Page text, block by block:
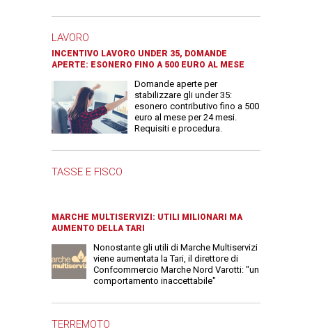
LAVORO
INCENTIVO LAVORO UNDER 35, DOMANDE
APERTE: ESONERO FINO A 500 EURO AL MESE
Domande aperte per
stabilizzare gli under 35:
esonero contributivo fino a 500
euro al mese per 24 mesi.
Requisiti e procedura.
TASSE E FISCO
MARCHE MULTISERVIZI: UTILI MILIONARI MA
AUMENTO DELLA TARI
Nonostante gli utili di Marche Multiservizi
viene aumentata la Tari, il direttore di
Confcommercio Marche Nord Varotti: "un
comportamento inaccettabile"
TERREMOTO